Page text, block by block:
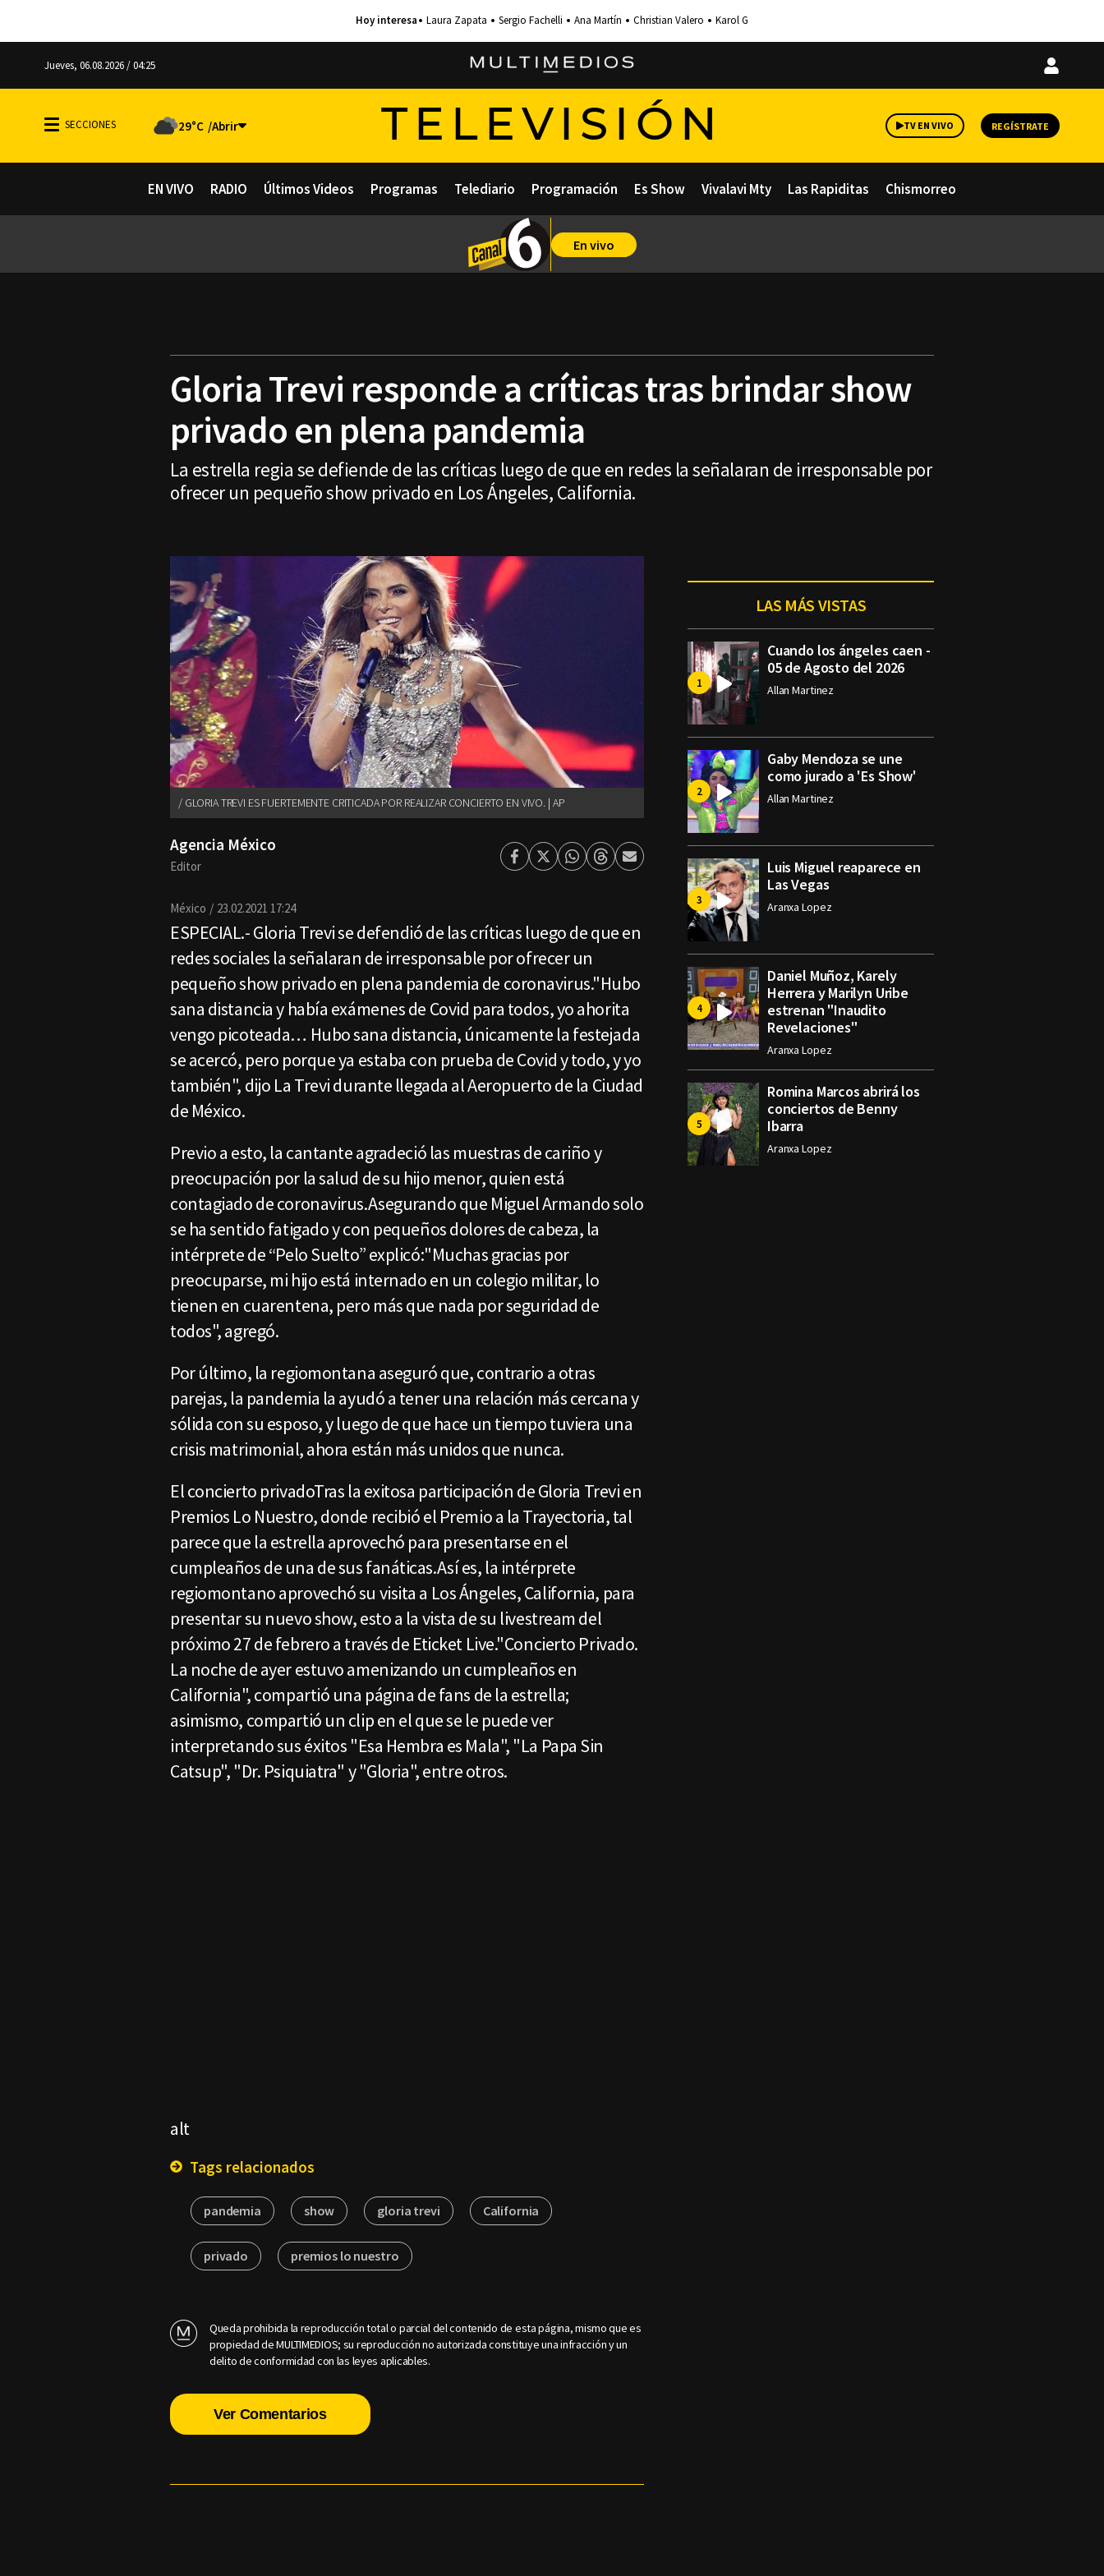
Laura Zapata Sergio Fachelli Ana Martín Christian Valero Karol G
Jueves, 06.08.2026 / 04:25
Iniciar
29°C TELEVISIÓN TV EN VIVO REGÍSTRATE
EN VIVO RADIO Últimos Videos Programas Telediario Programación Es Show Vivalavi Mty Las Rapiditas Chismorreo
En vivo
Gloria Trevi responde a críticas tras brindar show
privado en plena pandemia
La estrella regia se defiende de las críticas luego de que en redes la señalaran de irresponsable por
ofrecer un pequeño show privado en Los Ángeles, California.
GLORIA TREVI ES FUERTEMENTE CRITICADA POR REALIZAR CONCIERTO EN VIVO. | AP
Agencia México
Editor Facebook
TwitterWhatsapp
ThreadsEnviar
México 23.02.2021 17:24
ESPECIAL.- Gloria Trevi se defendió de las críticas luego de que en
redes sociales la señalaran de irresponsable por ofrecer un
pequeño show privado en plena pandemia de coronavirus."Hubo
sana distancia y había exámenes de Covid para todos, yo ahorita
vengo picoteada… Hubo sana distancia, únicamente la festejada
se acercó, pero porque ya estaba con prueba de Covid y todo, y yo
también", dijo La Trevi durante llegada al Aeropuerto de la Ciudad
de México.
Previo a esto, la cantante agradeció las muestras de cariño y
preocupación por la salud de su hijo menor, quien está
contagiado de coronavirus.Asegurando que Miguel Armando solo
se ha sentido fatigado y con pequeños dolores de cabeza, la
intérprete de “Pelo Suelto” explicó:"Muchas gracias por
preocuparse, mi hijo está internado en un colegio militar, lo
tienen en cuarentena, pero más que nada por seguridad de
todos", agregó.
Por último, la regiomontana aseguró que, contrario a otras
parejas, la pandemia la ayudó a tener una relación más cercana y
sólida con su esposo, y luego de que hace un tiempo tuviera una
crisis matrimonial, ahora están más unidos que nunca.
El concierto privadoTras la exitosa participación de Gloria Trevi en
Premios Lo Nuestro, donde recibió el Premio a la Trayectoria, tal
parece que la estrella aprovechó para presentarse en el
cumpleaños de una de sus fanáticas.Así es, la intérprete
regiomontano aprovechó su visita a Los Ángeles, California, para
presentar su nuevo show, esto a la vista de su livestream del
próximo 27 de febrero a través de Eticket Live."Concierto Privado.
La noche de ayer estuvo amenizando un cumpleaños en
California", compartió una página de fans de la estrella;
asimismo, compartió un clip en el que se le puede ver
interpretando sus éxitos "Esa Hembra es Mala", "La Papa Sin
Catsup", "Dr. Psiquiatra" y "Gloria", entre otros.
alt
Tags relacionados
pandemia show gloria trevi California
privado premios lo nuestro
Queda prohibida la reproducción total o parcial del contenido de esta página, mismo que es
propiedad de MULTIMEDIOS; su reproducción no autorizada constituye una infracción y un
delito de conformidad con las leyes aplicables.
Ver Comentarios
LAS MÁS VISTAS
Cuando los ángeles caen -
05 de Agosto del 2026
Allan Martinez
Gaby Mendoza se une
como jurado a 'Es Show'
Allan Martinez
Luis Miguel reaparece en
Las Vegas
Aranxa Lopez
Daniel Muñoz, Karely
Herrera y Marilyn Uribe
estrenan "Inaudito
Revelaciones"
Aranxa Lopez
Romina Marcos abrirá los
conciertos de Benny
Ibarra
Aranxa Lopez